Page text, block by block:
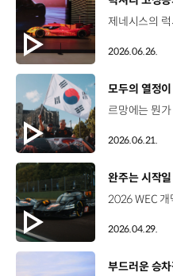
2026.06.26.
[동영상]
2026.06.21.
[동영상]
2026.04.29.
[동영상]